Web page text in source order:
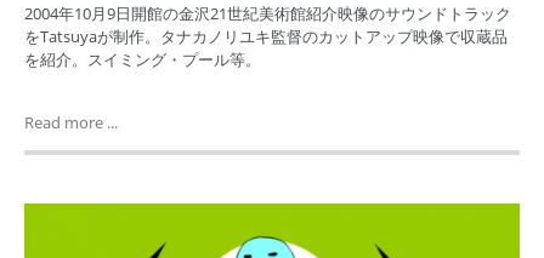
2004年10月9日開館の金沢21世紀美術館紹介映像のサウンドトラック
をTatsuyaが制作。タナカノリユキ監督のカットアップ映像で収蔵品
を紹介。スイミング・プール等。
Read more ...